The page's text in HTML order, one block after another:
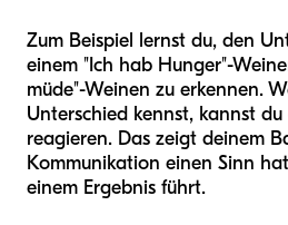
Zum Beispiel lernst du, den
einem "Ich hab Hunger"-
müde"-Weinen zu erkennen.
Unterschied kennst, kannst du
reagieren. Das zeigt deinem
Kommunikation einen Sinn
einem Ergebnis führt.